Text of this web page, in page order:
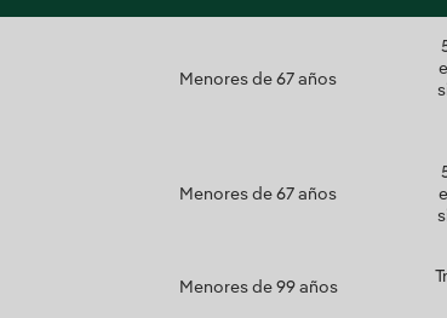
Menores de 67 años
Menores de 67 años
Menores de 99 años